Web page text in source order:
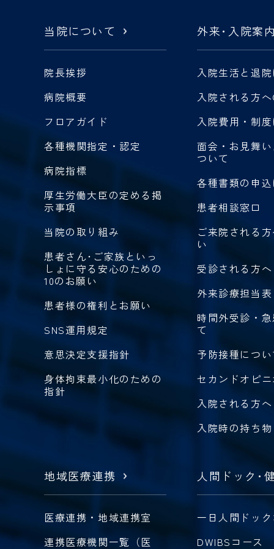
当院について
院長挨拶
病院概要
フロアガイド
各種機関指定・認定
病院指標
厚生労働大臣の定める掲
示事項
当院の取り組み
患者さん･ご家族といっ
しょに守る安心のための
10のお願い
患者様の権利とお願い
SNS運用規定
意思決定支援指針
身体拘束最小化のための
指針
外来・ 入院案
入院生活と退
入院される方
入院費用・制
面会・お見舞
ついて
各種書類の申
患者相談窓口
ご来院される
い
受診される方へ
外来診療担当表
時間外受診・
て
予防接種につ
セカンドオピ
入院される方へ
入院時の持ち物
地域医療連携
医療連携・地域連携室
連携医療機関一覧（医
人間ドック ・
一日人間ドッ
DWIBSコース